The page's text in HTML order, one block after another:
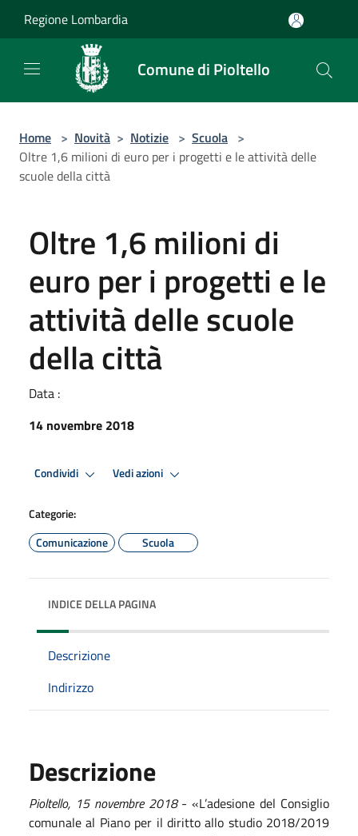
Regione Lombardia
Comune di Pioltello
Home > Novità > Notizie > Scuola >
Oltre 1,6 milioni di euro per i progetti e le attività delle
scuole della città
Oltre 1,6 milioni di
euro per i progetti e le
attività delle scuole
della città
Data :
14 novembre 2018
Condividi Vedi azioni
Categorie:
Comunicazione
Scuola
INDICE DELLA PAGINA
Descrizione
Indirizzo
Descrizione
Pioltello, 15 novembre2018- «L’adesione del Consiglio
comunale al Piano per il diritto allo studio 2018/2019